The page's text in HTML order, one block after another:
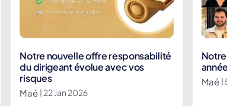
Notre nouvelle offre responsabilité
du dirigeant évolue avec vos
risques
Maé | 22 Jan 2026
Maé |